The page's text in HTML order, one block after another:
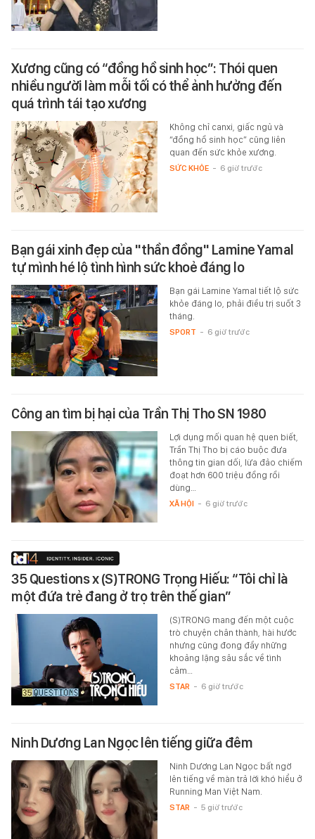
Xương cũng có “đồng hồ sinh học”: Thói quen
nhiều người làm mỗi tối có thể ảnh hưởng đến
quá trình tái tạo xương
Không chỉ canxi, giấc ngủ và
“đồng hồ sinh học” cũng liên
quan đến sức khỏe xương.
SỨC KHỎE - 6 giờ trước
Bạn gái xinh đẹp của "thần đồng" Lamine Yamal
tự mình hé lộ tình hình sức khoẻ đáng lo
Bạn gái Lamine Yamal tiết lộ sức
khỏe đáng lo, phải điều trị suốt 3
tháng.
SPORT - 6 giờ trước
Công an tìm bị hại của Trần Thị Tho SN 1980
Lợi dụng mối quan hệ quen biết,
Trần Thị Tho bị cáo buộc đưa
thông tin gian dối, lừa đảo chiếm
đoạt hơn 600 triệu đồng rồi
dùng…
XÃ HỘI - 6 giờ trước
35 Questions x (S)TRONG Trọng Hiếu: “Tôi chỉ là
một đứa trẻ đang ở trọ trên thế gian”
(S)TRONG mang đến một cuộc
trò chuyện chân thành, hài hước
nhưng cũng đong đầy những
khoảng lặng sâu sắc về tình
cảm…
STAR - 6 giờ trước
Ninh Dương Lan Ngọc lên tiếng giữa đêm
Ninh Dương Lan Ngọc bất ngờ
lên tiếng về màn trả lời khó hiểu ở
Running Man Việt Nam.
STAR - 5 giờ trước